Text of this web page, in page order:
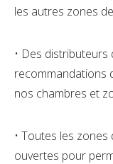
les autres zones de
• Des
recommandations
nos chambres et
• Toutes les
ouvertes pour